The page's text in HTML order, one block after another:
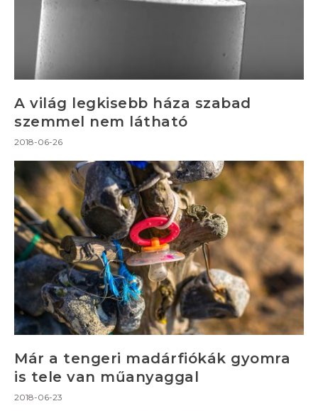
A világ legkisebb háza szabad
szemmel nem látható
2018-06-26
Már a tengeri madárfiókák gyomra
is tele van műanyaggal
2018-06-23